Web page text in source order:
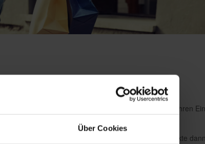
Über Cookies
Ihnen zur Verfügung stehenden Kanäle für Ihren
Produkte im Geschäft an und bestellen die Produkte